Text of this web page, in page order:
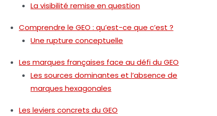
La visibilité remise en question
Comprendre le GEO : qu’est-ce que c’est ?
Une rupture conceptuelle
Les marques françaises face au défi du GEO
Les sources dominantes et l’absence de
marques hexagonales
Les leviers concrets du GEO